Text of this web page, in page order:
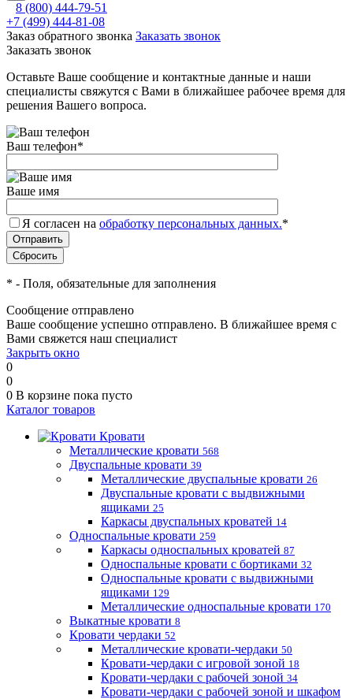
8 (800) 444-79-51
+7 (499) 444-81-08
Заказ обратного звонка Заказать звонок
Заказать звонок
Оставьте Ваше сообщение и контактные данные и наши
специалисты свяжутся с Вами в ближайшее рабочее время для
решения Вашего вопроса.
Ваш телефон*
Ваше имя
Я согласен на обработку персональных данных.*
* - Поля, обязательные для заполнения
Сообщение отправлено
Ваше сообщение успешно отправлено. В ближайшее время с
Вами свяжется наш специалист
Закрыть окно
0
0
0 В корзине пока пусто
Каталог товаров
Кровати
Металлические кровати 568
Двуспальные кровати 39
Металлические двуспальные кровати 26
Двуспальные кровати с выдвижными
ящиками 25
Каркасы двуспальных кроватей 14
Односпальные кровати 259
Каркасы односпальных кроватей 87
Односпальные кровати с бортиками 32
Односпальные кровати с выдвижными
ящиками 129
Металлические односпальные кровати 170
Выкатные кровати 8
Кровати чердаки 52
Металлические кровати-чердаки 50
Кровати-чердаки с игровой зоной 18
Кровати-чердаки с рабочей зоной 34
Кровати-чердаки с рабочей зоной и шкафом